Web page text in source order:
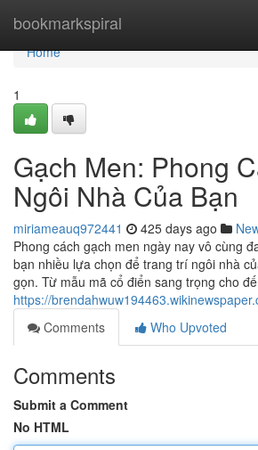
bookmarkspiral
Home
Home
1
Gạch Men: Phong
Ngôi Nhà Của Bạn
miriameauq972441 425 days ago
Phong cách gạch men ngày nay vô cùng
bạn nhiều lựa chọn để trang trí ngôi nhà
gọn. Từ mẫu mã cổ điển sang trọng cho
https://
Comments
Who Upvoted
Comments
Submit a Comment
No HTML